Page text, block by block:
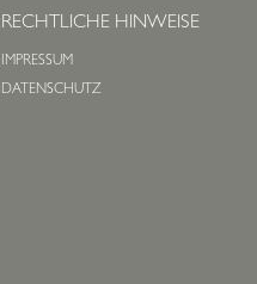
RECHTLICHE HINWEISE
IMPRESSUM
DATENSCHUTZ